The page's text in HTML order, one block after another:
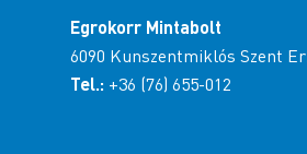
Egrokorr Mintabolt
6090 Kunszentmiklós Szent
Tel.: +36 (76) 655-012